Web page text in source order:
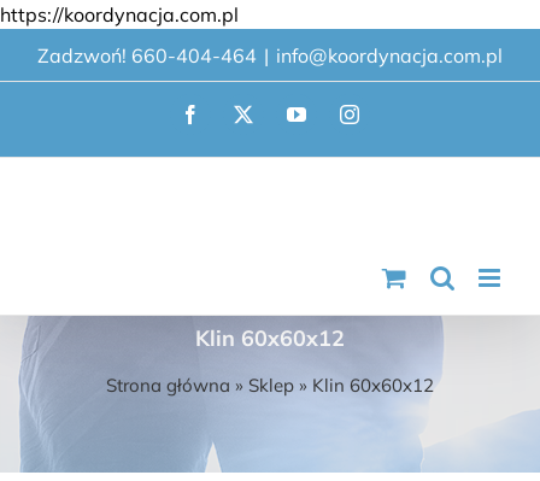
https://koordynacja.com.pl
do
zawartości
Zadzwoń! 660-404-464 | info@koordynacja.com.pl
Facebook
X YouTubeInstagram
Klin 60x60x12
Strona główna » Sklep » Klin 60x60x12